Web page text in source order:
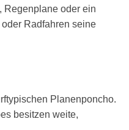
Regenplane oder ein
Radfahren seine
Planenponcho.
besitzen weite,